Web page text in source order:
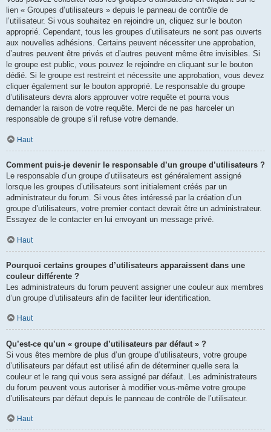
lien « Groupes d’utilisateurs » depuis le panneau de contrôle de
l’utilisateur. Si vous souhaitez en rejoindre un, cliquez sur le bouton
approprié. Cependant, tous les groupes d’utilisateurs ne sont pas ouverts
aux nouvelles adhésions. Certains peuvent nécessiter une approbation,
d’autres peuvent être privés et d’autres peuvent même être invisibles. Si
le groupe est public, vous pouvez le rejoindre en cliquant sur le bouton
dédié. Si le groupe est restreint et nécessite une approbation, vous devez
cliquer également sur le bouton approprié. Le responsable du groupe
d’utilisateurs devra alors approuver votre requête et pourra vous
demander la raison de votre requête. Merci de ne pas harceler un
responsable de groupe s’il refuse votre demande.
Haut
Comment puis-je devenir le responsable d’un groupe d’utilisateurs ?
Le responsable d’un groupe d’utilisateurs est généralement assigné
lorsque les groupes d’utilisateurs sont initialement créés par un
administrateur du forum. Si vous êtes intéressé par la création d’un
groupe d’utilisateurs, votre premier contact devrait être un administrateur.
Essayez de le contacter en lui envoyant un message privé.
Haut
Pourquoi certains groupes d’utilisateurs apparaissent dans une
couleur différente ?
Les administrateurs du forum peuvent assigner une couleur aux membres
d’un groupe d’utilisateurs afin de faciliter leur identification.
Haut
Qu’est-ce qu’un « groupe d’utilisateurs par défaut » ?
Si vous êtes membre de plus d’un groupe d’utilisateurs, votre groupe
d’utilisateurs par défaut est utilisé afin de déterminer quelle sera la
couleur et le rang qui vous sera assigné par défaut. Les administrateurs
du forum peuvent vous autoriser à modifier vous-même votre groupe
d’utilisateurs par défaut depuis le panneau de contrôle de l’utilisateur.
Haut